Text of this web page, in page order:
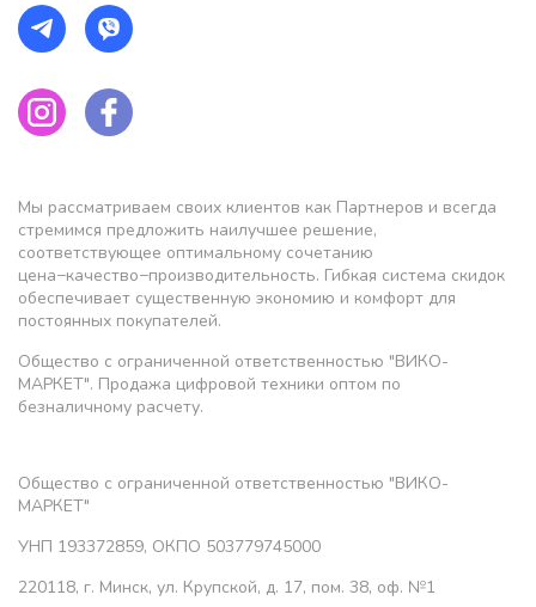
Мы рассматриваем своих клиентов как Партнеров и всегда
стремимся предложить наилучшее решение,
соответствующее оптимальному сочетанию
цена−качество−производительность. Гибкая система скидок
обеспечивает существенную экономию и комфорт для
постоянных покупателей.
Общество с ограниченной ответственностью "ВИКО-
МАРКЕТ". Продажа цифровой техники оптом по
безналичному расчету.
Общество с ограниченной ответственностью "ВИКО-
МАРКЕТ"
УНП 193372859, ОКПО 503779745000
220118, г. Минск, ул. Крупской, д. 17, пом. 38, оф. №1